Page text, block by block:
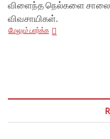
விளைந்த நெல்களை
விவசாயிகள்.
மேலும் பார்க்கஅறுவடையான